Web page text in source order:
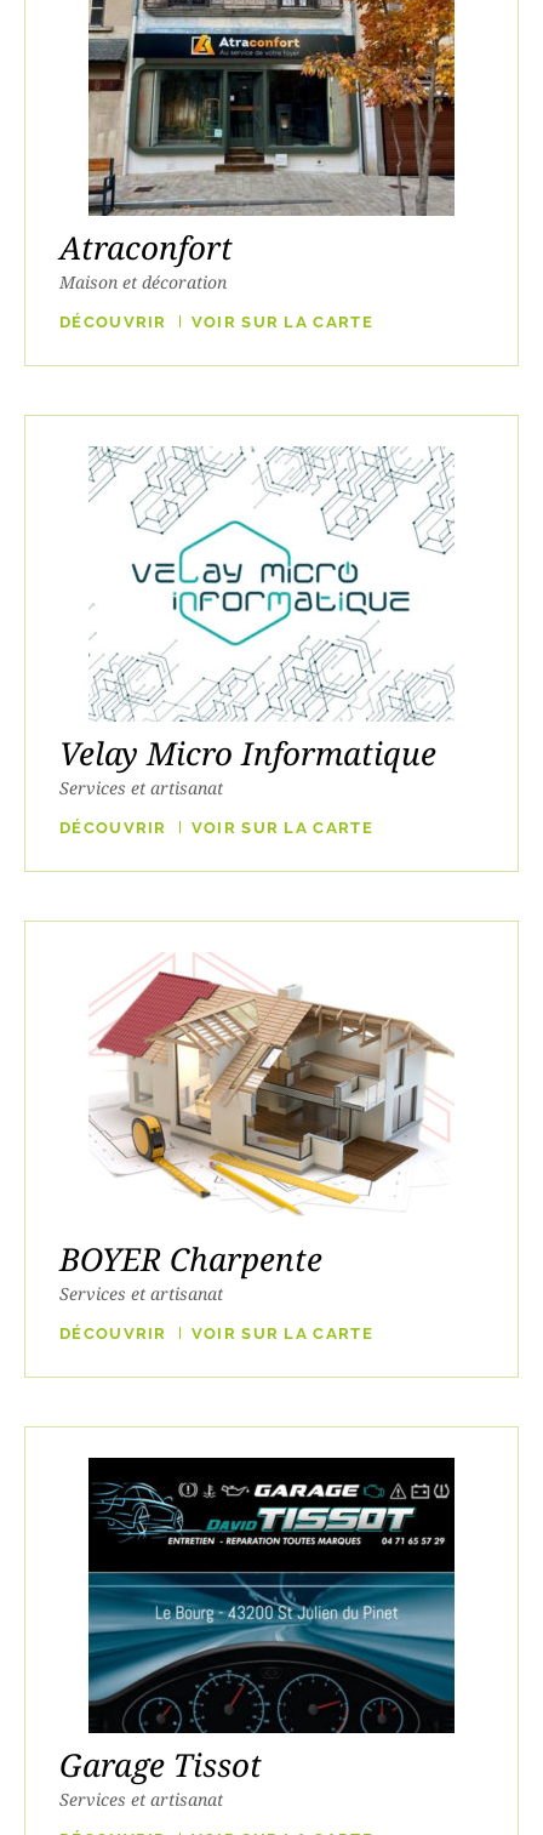
Atraconfort
Maison et décoration
DÉCOUVRIR VOIR SUR LA CARTE
Velay Micro Informatique
Services et artisanat
DÉCOUVRIR VOIR SUR LA CARTE
BOYER Charpente
Services et artisanat
DÉCOUVRIR VOIR SUR LA CARTE
Garage Tissot
Services et artisanat